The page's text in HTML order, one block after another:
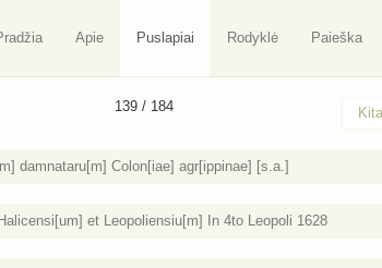
Apie Puslapiai Rodyklė Paieška
139 / 184
damnataru[m] Colon[iae] agr[ippinae] [s.a.]
et Leopoliensiu[m] In 4to Leopoli 1628